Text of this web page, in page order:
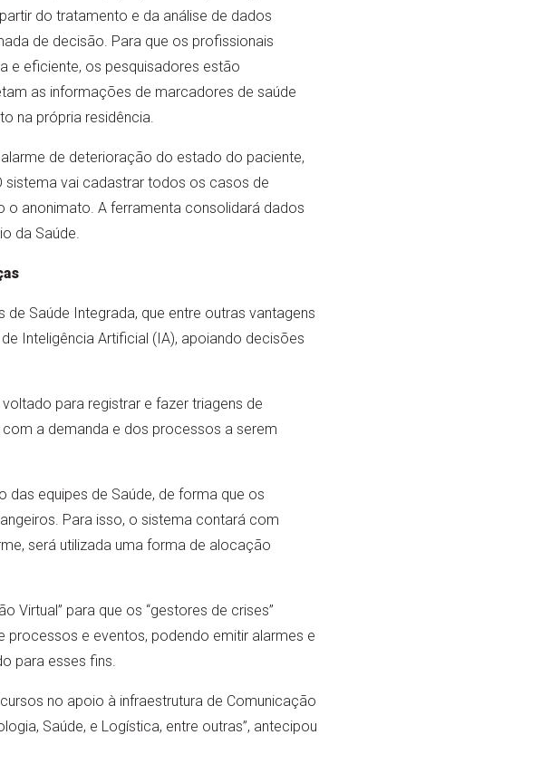
do tratamento e da análise de dados
de decisão. Para que os profissionais
e eficiente, os pesquisadores estão
as informações de marcadores de saúde
na própria residência.
de deterioração do estado do paciente,
sistema vai cadastrar todos os casos de
o anonimato. A ferramenta consolidará dados
da Saúde.
Saúde Integrada, que entre outras vantagens
Inteligência Artificial (IA), apoiando decisões
para registrar e fazer triagens de
a demanda e dos processos a serem
equipes de Saúde, de forma que os
Para isso, o sistema contará com
será utilizada uma forma de alocação
Virtual” para que os “gestores de crises”
e eventos, podendo emitir alarmes e
para esses fins.
no apoio à infraestrutura de Comunicação
Saúde, e Logística, entre outras”, antecipou